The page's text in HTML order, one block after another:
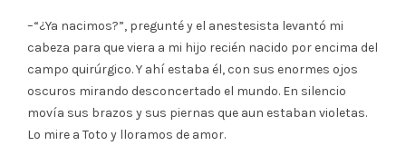
–“¿Ya nacimos?”, pregunté y el anestesista levantó mi
cabeza para que viera a mi hijo recién nacido por encima del
campo quirúrgico. Y ahí estaba él, con sus enormes ojos
oscuros mirando desconcertado el mundo. En silencio
movía sus brazos y sus piernas que aun estaban violetas.
Lo mire a Toto y lloramos de amor.